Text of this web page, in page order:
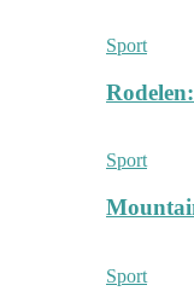
Sport
Sport
Sport